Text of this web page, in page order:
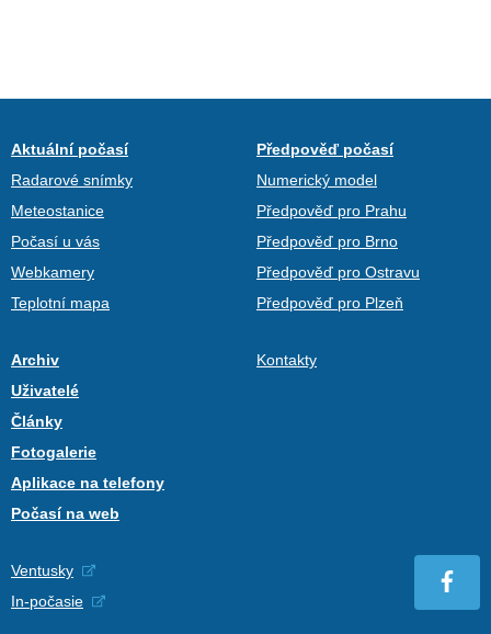
Aktuální počasí
Radarové snímky
Meteostanice
Počasí u vás
Webkamery
Teplotní mapa
Předpověď počasí
Numerický model
Předpověď pro Prahu
Předpověď pro Brno
Předpověď pro Ostravu
Předpověď pro Plzeň
Archiv
Uživatelé
Články
Fotogalerie
Aplikace na telefony
Počasí na web
Kontakty
Ventusky
In-počasie